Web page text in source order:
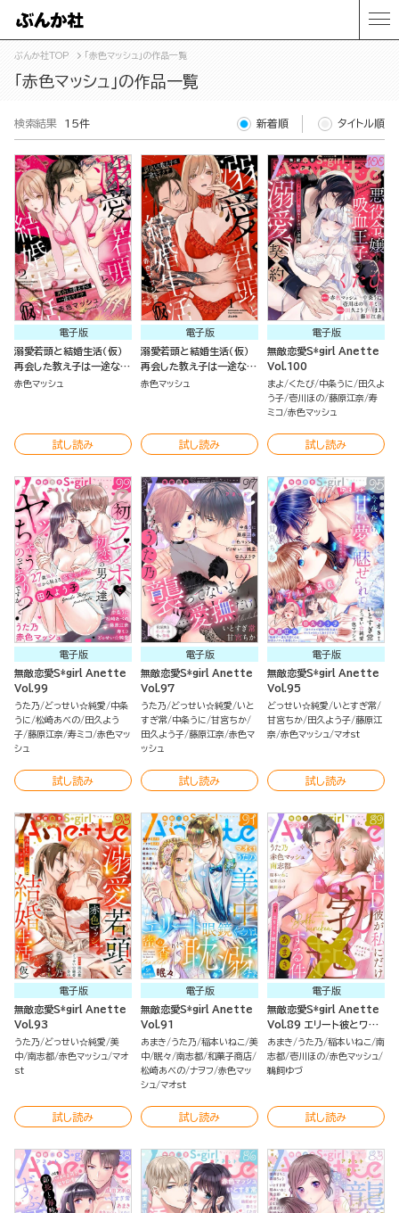
ぶんか社TOP 「赤色マッシュ」の作品一覧
「赤色マッシュ」の作品一覧
検索結果 15件 新着順 タイトル順
電子版
溺愛若頭と結婚生活（仮）
再会した教え子は一途なヤ
クザ （2）
赤色マッシュ
試し読み
電子版
溺愛若頭と結婚生活（仮）
再会した教え子は一途なヤ
クザ （1）
赤色マッシュ
試し読み
電子版
無敵恋愛S*girl Anette
Vol.100
まよ くたび 中条うに
田久よ
う子 壱川ほの 藤原江奈 寿
ミコ 赤色マッシュ
試し読み
電子版
無敵恋愛S*girl Anette
Vol.99
うた乃 どっせい☆純愛
中条
うに 松崎あべの 田久よう
子 藤原江奈 寿ミコ 赤色マッ
シュ
試し読み
電子版
無敵恋愛S*girl Anette
Vol.97
うた乃 どっせい☆純愛
いと
すぎ常 中条うに 甘宮ちか
田久よう子 藤原江奈 赤色マ
ッシュ
試し読み
電子版
無敵恋愛S*girl Anette
Vol.95
どっせい☆純愛
いとすぎ常
甘宮ちか 田久よう子 藤原江
奈 赤色マッシュ マオst
試し読み
電子版
無敵恋愛S*girl Anette
Vol.93
うた乃 どっせい☆純愛 美
中 南志都 赤色マッシュ マオ
st
試し読み
電子版
無敵恋愛S*girl Anette
Vol.91
あまき うた乃 稲本いねこ 美
中 眠々 南志都 和菓子商店
松崎あべの ナヲフ 赤色マッ
シュ マオst
試し読み
電子版
無敵恋愛S*girl Anette
Vol.89 エリート彼とワケ
あり恋
あまき うた乃 稲本いねこ 南
志都 壱川ほの 赤色マッシュ
鵜飼ゆづ
試し読み